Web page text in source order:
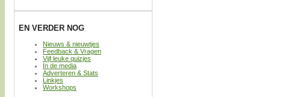
EN VERDER NOG
Nieuws & nieuwtjes
Feedback & Vragen
Vijf leuke quizjes
In de media
Adverteren & Stats
Linkjes
Workshops